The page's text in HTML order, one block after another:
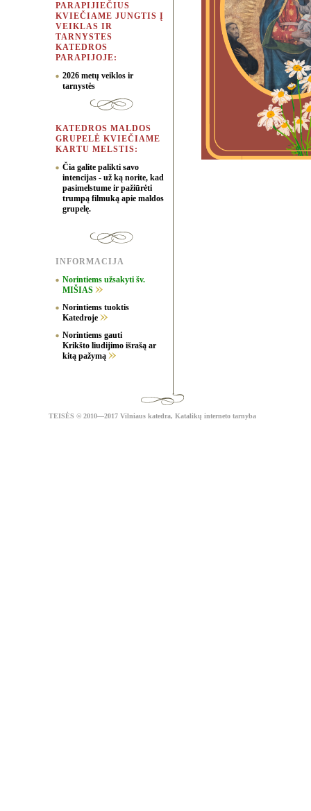
PARAPIJIEČIUS
KVIEČIAME JUNGTIS Į
VEIKLAS IR
TARNYSTES
KATEDROS
PARAPIJOJE:
2026 metų veiklos ir
tarnystės
KATEDROS MALDOS
GRUPELĖ KVIEČIAME
KARTU MELSTIS:
Čia galite palikti savo
intencijas - už ką norite, kad
pasimelstume ir pažiūrėti
trumpą filmuką apie maldos
grupelę.
INFORMACIJA
Norintiems užsakyti šv.
MIŠIAS
Norintiems tuoktis
Katedroje
Norintiems gauti
Krikšto liudijimo išrašą ar
kitą pažymą
TEISĖS © 2010—2017 Vilniaus katedra, Katalikų interneto tarnyba